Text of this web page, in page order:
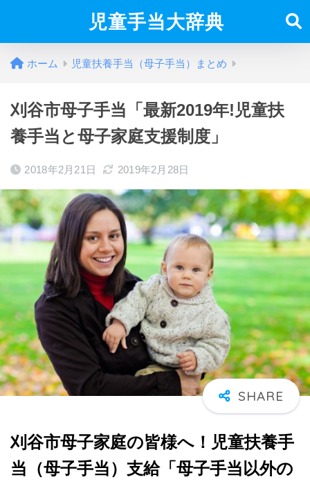
児童手当大辞典
ホーム 児童扶養手当（母子手当）まとめ
刈谷市母子手当「最新2019年!児童扶
養手当と母子家庭支援制度」
2018年2月21日 2019年2月28日
刈谷市母子家庭の皆様へ！児童扶養手
当（母子手当）支給「母子手当以外の